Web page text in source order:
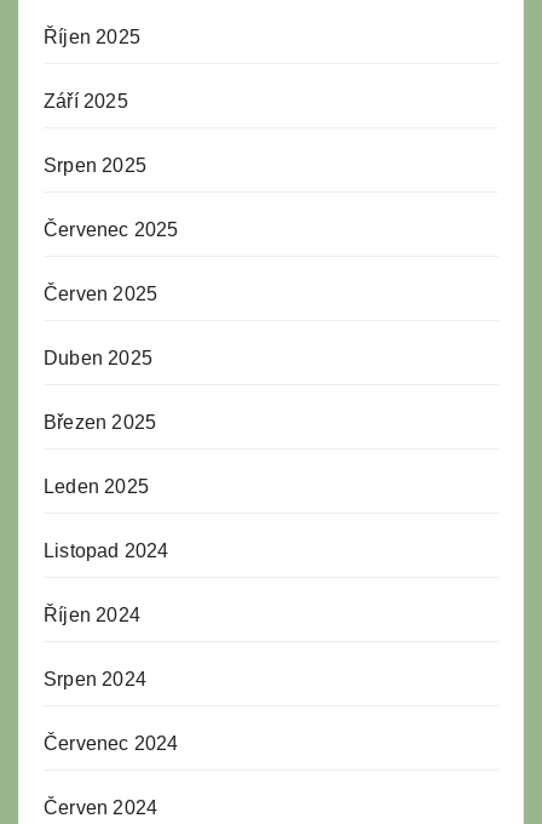
Říjen 2025
Září 2025
Srpen 2025
Červenec 2025
Červen 2025
Duben 2025
Březen 2025
Leden 2025
Listopad 2024
Říjen 2024
Srpen 2024
Červenec 2024
Červen 2024